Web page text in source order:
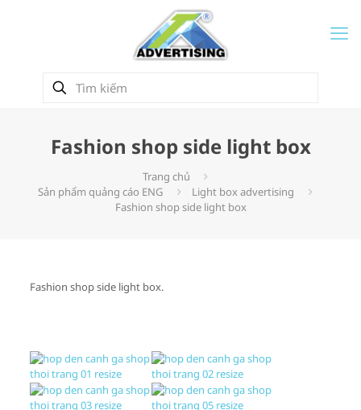
Fashion shop side light box
Trang chủ
Sản phẩm quảng cáo ENG
Light box advertising
Fashion shop side light box
Fashion shop side light box.